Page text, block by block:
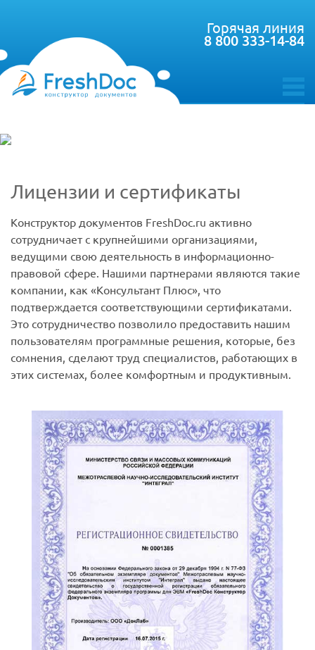
toggle
Горячая линия
8 800 333-14-84
Лицензии и сертификаты
Конструктор документов FreshDoc.ru активно
сотрудничает с крупнейшими организациями,
ведущими свою деятельность в информационно-
правовой сфере. Нашими партнерами являются такие
компании, как «Консультант Плюс», что
подтверждается соответствующими сертификатами.
Это сотрудничество позволило предоставить нашим
пользователям программные решения, которые, без
сомнения, сделают труд специалистов, работающих в
этих системах, более комфортным и продуктивным.